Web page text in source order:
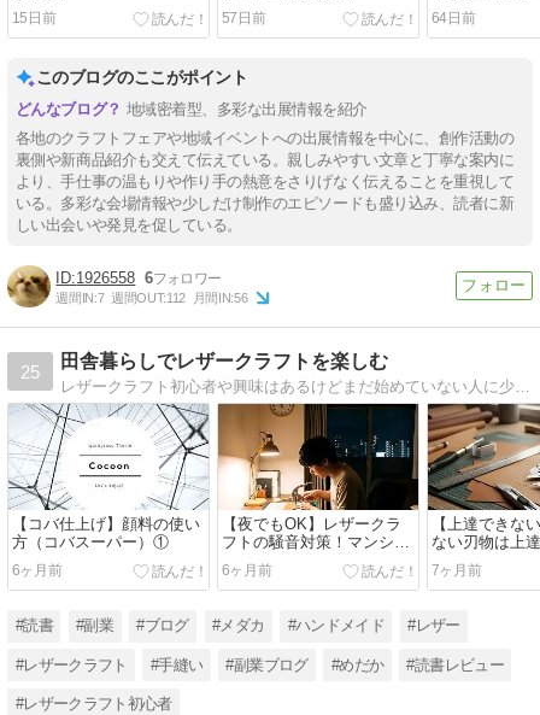
15日前
57日前
64日前
このブログのここがポイント
地域密着型、多彩な出展情報を紹介
各地のクラフトフェアや地域イベントへの出展情報を中心に、創作活動の
裏側や新商品紹介も交えて伝えている。親しみやすい文章と丁寧な案内に
より、手仕事の温もりや作り手の熱意をさりげなく伝えることを重視して
いる。多彩な会場情報や少しだけ制作のエピソードも盛り込み、読者に新
しい出会いや発見を促している。
1926558 6
週間IN:7 週間OUT:112 月間IN:56
25
田舎暮らしでレザークラフトを楽しむ
レザークラフト初心者や興味はあるけどまだ始めていない人に少しでも魅力を届けられるようなブログです。また、私自身がわからないことだらけの時に困ったことなどを細かく紹介しています。
【コバ仕上げ】顔料の使い
方（コバスーパー）①
6ヶ月前
【夜でもOK】レザークラ
フトの騒音対策！マンショ
ン・アパートで静かに楽し
む方法
6ヶ月前
【上達できな
ない刃物は上
カッター派に
PART2
7ヶ月前
#読書 #副業 #ブログ #メダカ #ハンドメイド #レザー
#レザークラフト #手縫い #副業ブログ #めだか #読書レビュー
#レザークラフト初心者